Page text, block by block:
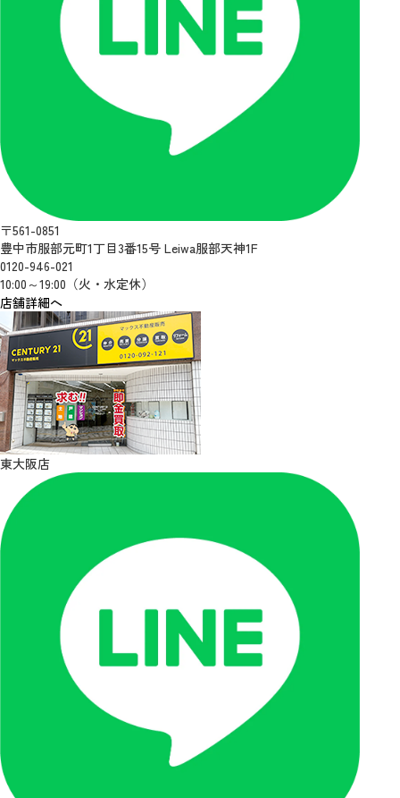
〒561-0851
豊中市服部元町1丁目3番15号 Leiwa服部天神1F
0120-946-021
10:00～19:00（火・水定休）
店舗詳細へ
東大阪店